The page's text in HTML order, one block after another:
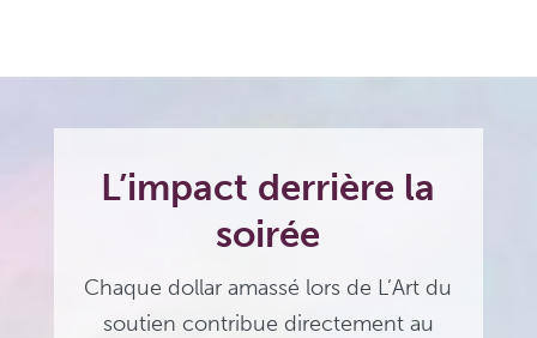
L’impact derrière la
soirée
Chaque dollar amassé lors de L’Art du
soutien contribue directement au